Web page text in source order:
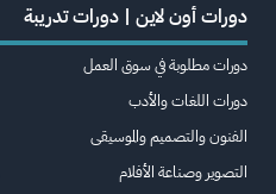
دورات أون لاين | دورات تدريبة
دورات مطلوبة في سوق العمل
دورات اللغات والأدب
الفنون والتصميم والموسيقى
التصوير وصناعة الأفلام